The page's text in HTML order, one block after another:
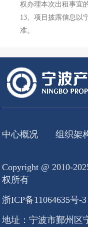
权办理本次出租事宜
13、 项目披露信息以
准。
中心概况 组织架
Copyright @ 2010-
权所有
浙ICP备11064635号-3
地址：宁波市鄞州区